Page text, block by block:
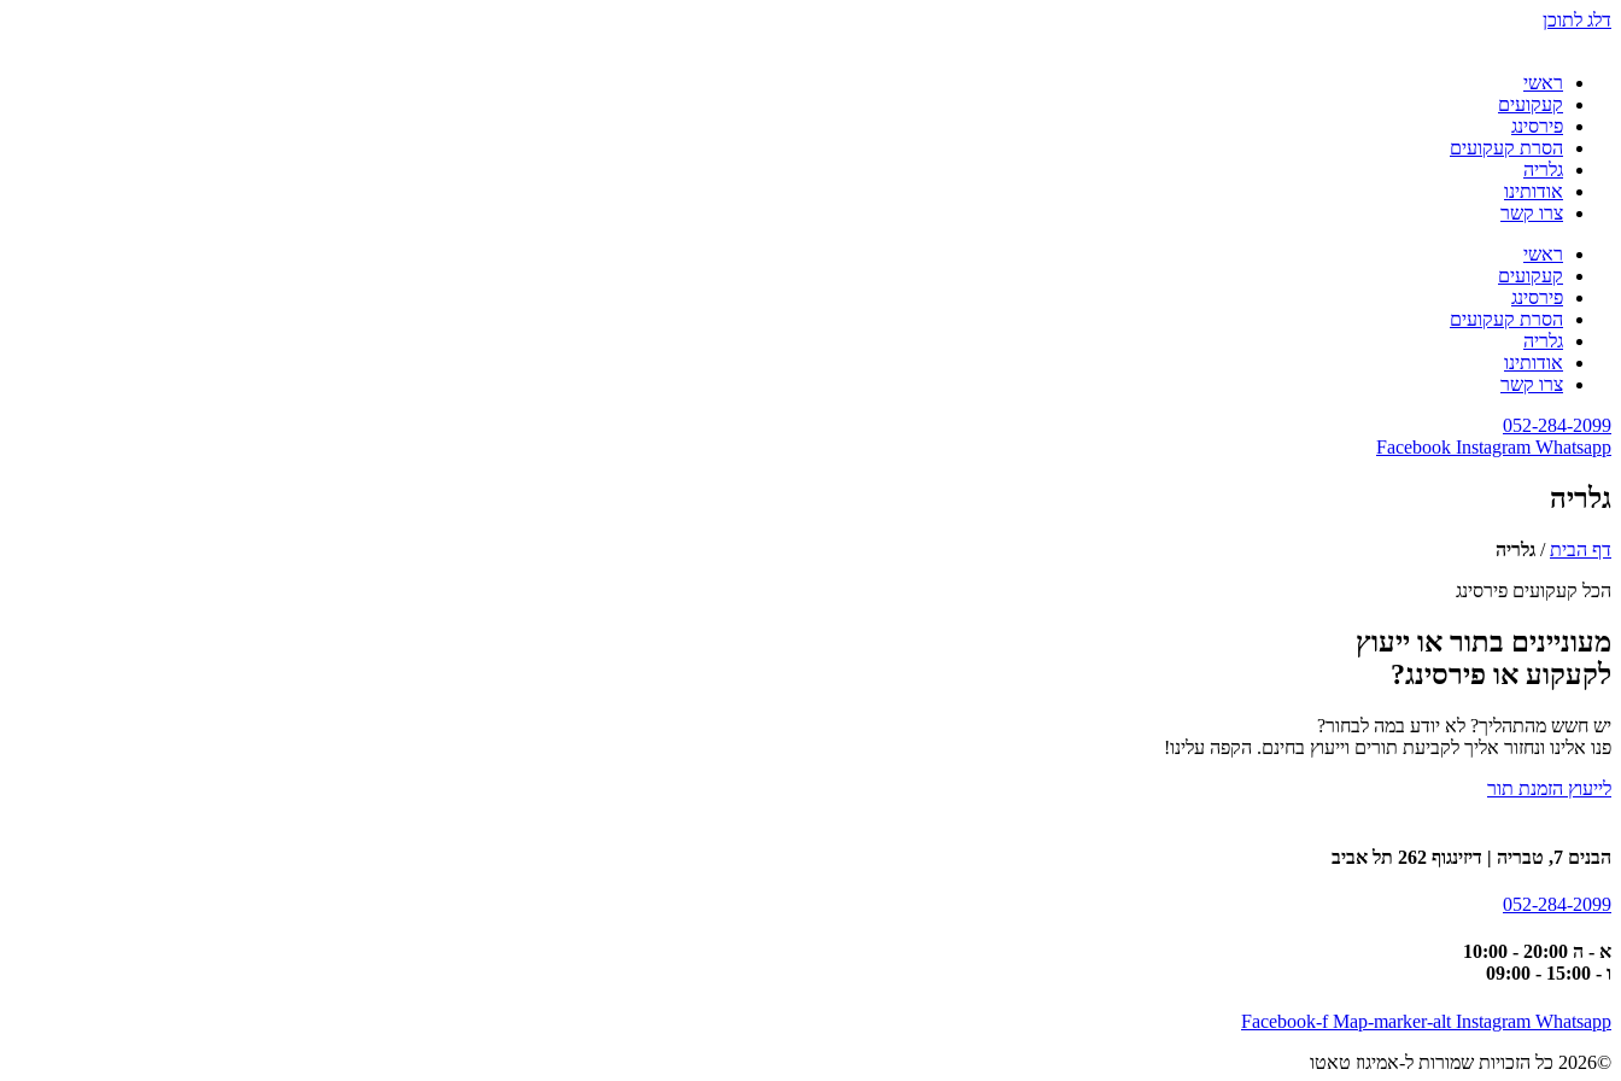
דלג לתוכן
ראשי
קעקועים
פירסינג
הסרת קעקועים
גלריה
אודותינו
צרו קשר
ראשי
קעקועים
פירסינג
הסרת קעקועים
גלריה
אודותינו
צרו קשר
052-284-2099
Facebook Instagram Whatsapp
גלריה
דף הבית/ גלריה
הכל קעקועים פירסינג
מעוניינים בתור או ייעוץ
לקעקוע או פירסינג?
יש חשש מהתהליך? לא יודע במה לבחור?
פנו אלינו ונחזור אליך לקביעת תורים וייעוץ בחינם. הקפה עלינו!
לייעוץ הזמנת תור
הבנים 7, טבריה | דיזינגוף 262 תל אביב
052-284-2099
א - ה 20:00 - 10:00
ו - 15:00 - 09:00
Facebook-f Map-marker-alt Instagram Whatsapp
©2026 כל הזכויות שמורות ל-אמיגוז טאטו